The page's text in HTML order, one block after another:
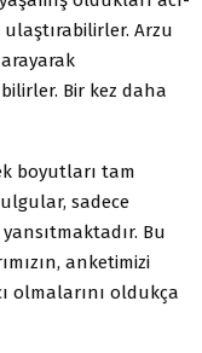
Arzu
Bir kez daha
boyutları tam
sadece
Bu
anketimizi
olmalarını oldukça